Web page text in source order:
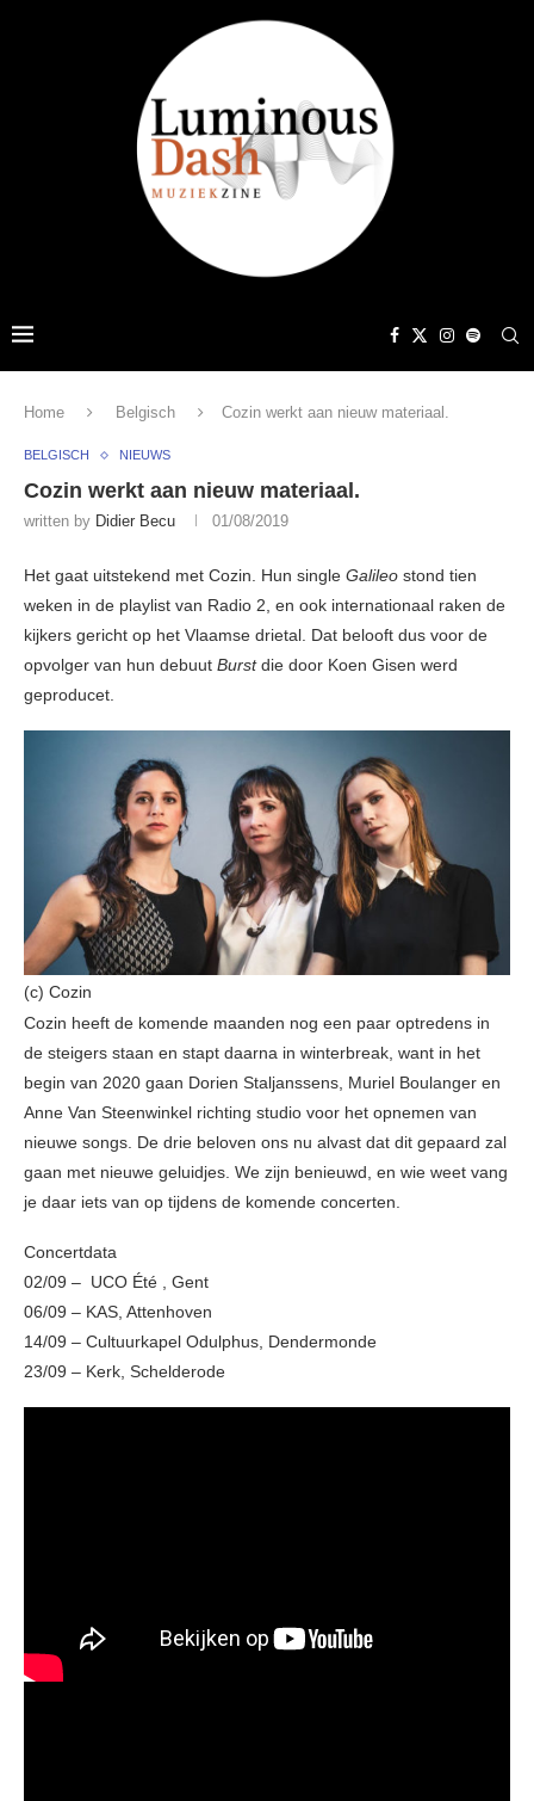
Home Belgisch Cozin werkt aan nieuw materiaal.
BELGISCH NIEUWS
Cozin werkt aan nieuw materiaal.
written by Didier Becu 01/08/2019
Het gaat uitstekend met Cozin. Hun single Galileo stond tien
weken in de playlist van Radio 2, en ook internationaal raken de
kijkers gericht op het Vlaamse drietal. Dat belooft dus voor de
opvolger van hun debuut Burstdie door Koen Gisen werd
geproducet.
(c) Cozin
Cozin heeft de komende maanden nog een paar optredens in
de steigers staan en stapt daarna in winterbreak, want in het
begin van 2020 gaan Dorien Staljanssens, Muriel Boulanger en
Anne Van Steenwinkel richting studio voor het opnemen van
nieuwe songs. De drie beloven ons nu alvast dat dit gepaard zal
gaan met nieuwe geluidjes. We zijn benieuwd, en wie weet vang
je daar iets van op tijdens de komende concerten.
Concertdata
02/09 – UCO Été , Gent
06/09 – KAS, Attenhoven
14/09 – Cultuurkapel Odulphus, Dendermonde
23/09 – Kerk, Schelderode